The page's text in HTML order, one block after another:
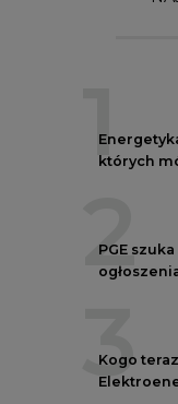
1
których
2
PGE
3
Kogo